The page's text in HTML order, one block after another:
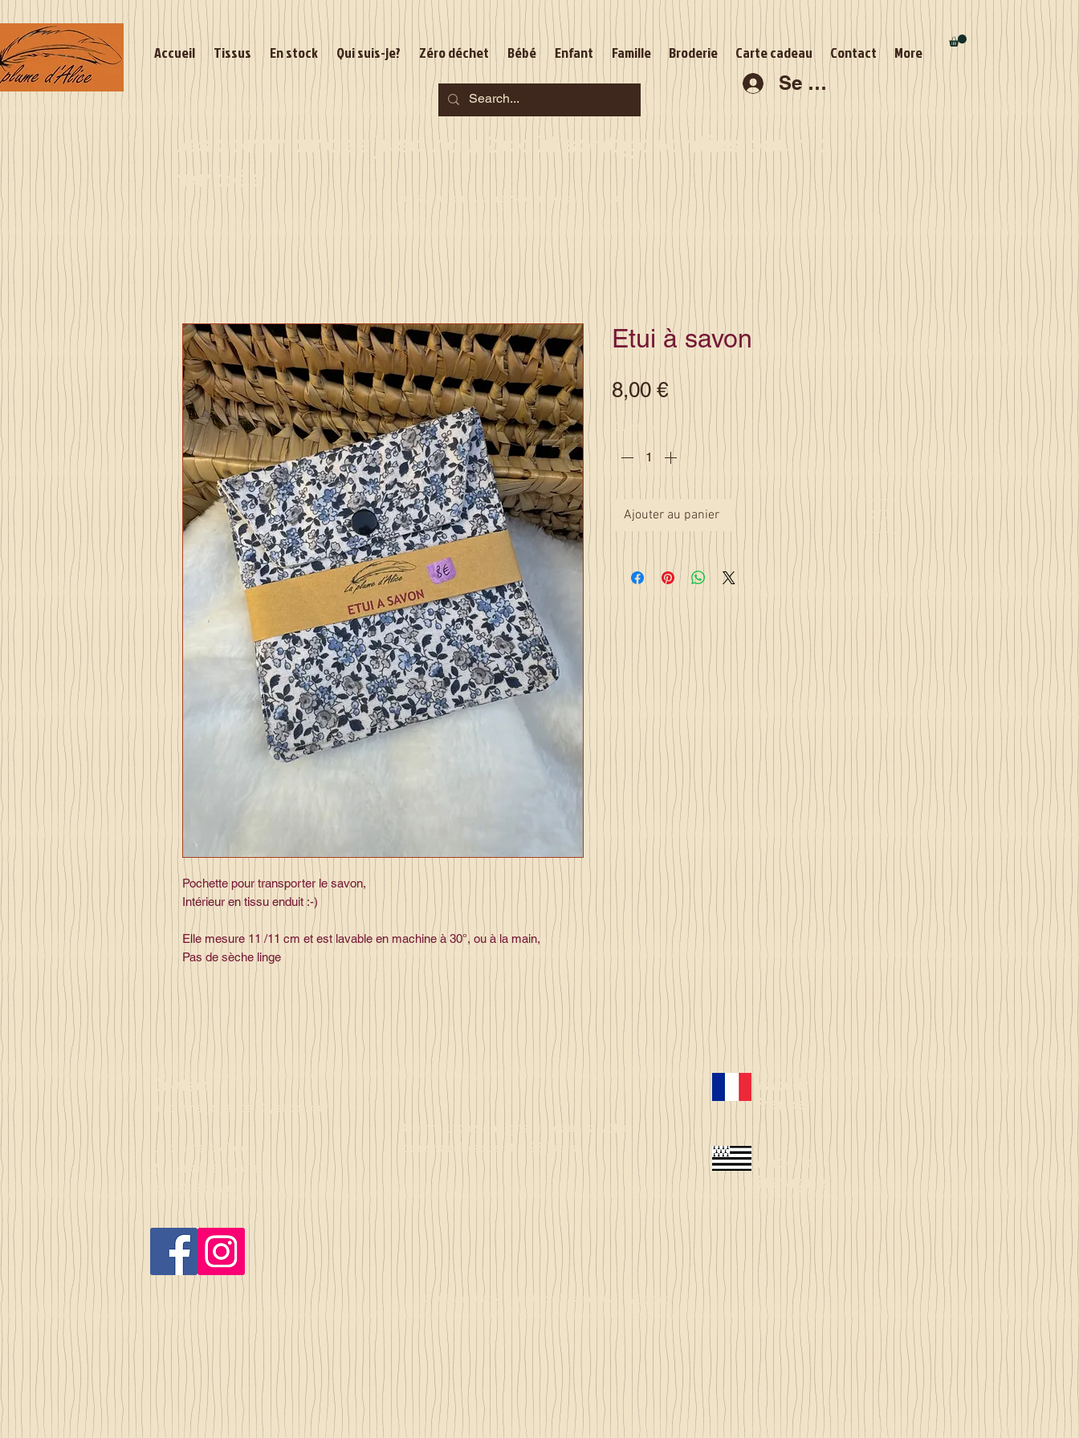
Accueil Tissus En stock Qui suis-je? Zéro déchet Bébé Enfant Famille Broderie Carte cadeau Contact More
Se connecter
Les commandes jusqu'au 2 août sont garanties pour la
rentrée
Je serai en congés du 10 au 23 août
Pochette pour transporter le savon,
Intérieur en tissu enduit :-)
Elle mesure 11 /11 cm et est lavable en machine à 30°, ou à la main,
Pas de sèche linge
Etui à savon
8,00 €Prix
Quantité
Ajouter au panier
Contact
la_plume_d_alice@yahoo.com
La plume d'Alice
2, lieu dit la rivière
35140 Gosné
Commandez en ligne et recevez votre
commande sous 3 à 25 jours
Made in
France
Made in
Bretagne
© 2023 by Just 4 Kids. Proudly created with Wix.com